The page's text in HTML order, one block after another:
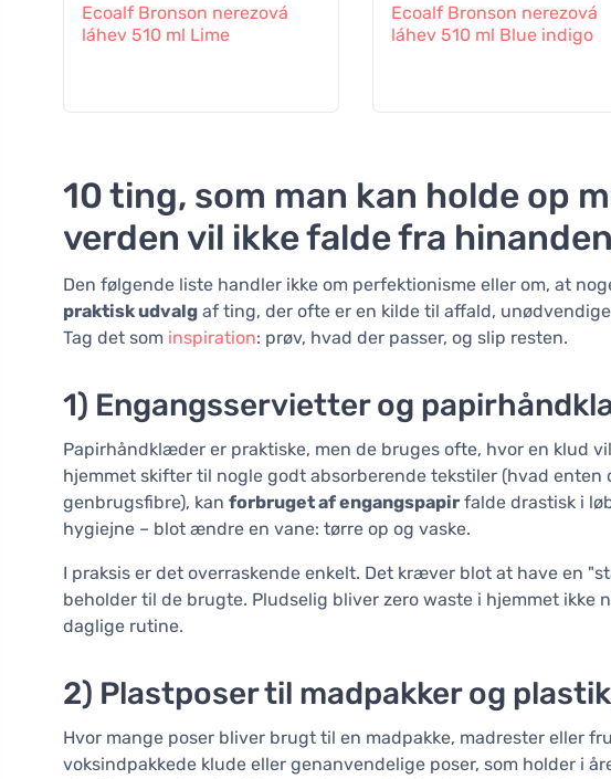
Ecoalf Bronson nerezová
láhev 510 ml Lime
Ecoalf Bronson nerezová
láhev 510 ml Blue indigo
10 ting, som man kan holde op
verden vil ikke falde fra hinanden
Den følgende liste handler ikke om perfektionisme eller om, at
praktisk udvalg af ting, der ofte er en kilde til affald,
Tag det som inspiration: prøv, hvad der passer, og slip resten.
1) Engangsservietter og
Papirhåndklæder er praktiske, men de bruges ofte, hvor en klud
hjemmet skifter til nogle godt absorberende tekstiler (hvad enten
genbrugsfibre), kan forbruget af engangspapir falde drastisk i
hygiejne – blot ændre en vane: tørre op og vaske.
I praksis er det overraskende enkelt. Det kræver blot at have en
beholder til de brugte. Pludselig bliver zero waste i hjemmet ikke
daglige rutine.
2) Plastposer til madpakker og
Hvor mange poser bliver brugt til en madpakke, madrester eller
voksindpakkede klude eller genanvendelige poser, som holder i